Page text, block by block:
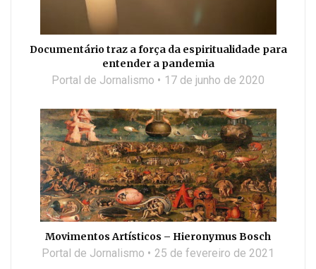
Documentário traz a força da espiritualidade para
entender a pandemia
Portal de Jornalismo 17 de junho de 2020
Movimentos Artísticos – Hieronymus Bosch
Portal de Jornalismo 25 de fevereiro de 2021